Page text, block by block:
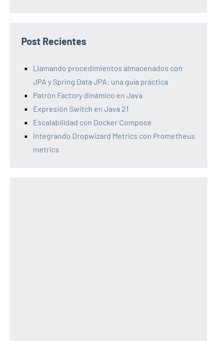
Post Recientes
Llamando procedimientos almacenados con
JPA y Spring Data JPA: una guía práctica
Patrón Factory dinámico en Java
Expresión Switch en Java 21
Escalabilidad con Docker Compose
Integrando Dropwizard Metrics con Prometheus
metrics